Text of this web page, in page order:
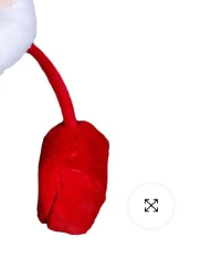
Klicken